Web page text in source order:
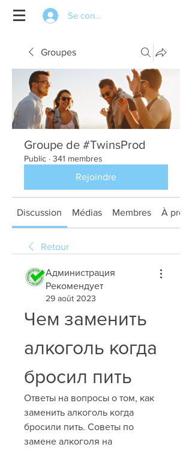
Se connecter
Groupes
Groupe de #TwinsProd
Public · 341 membres
Rejoindre
Discussion Médias Membres À
Retour
Администрация
Рекомендует
29 août 2023
Чем заменить
алкоголь когда
бросил пить
Ответы на вопросы о том, как
заменить алкоголь когда
бросили пить. Советы по
замене алкоголя на